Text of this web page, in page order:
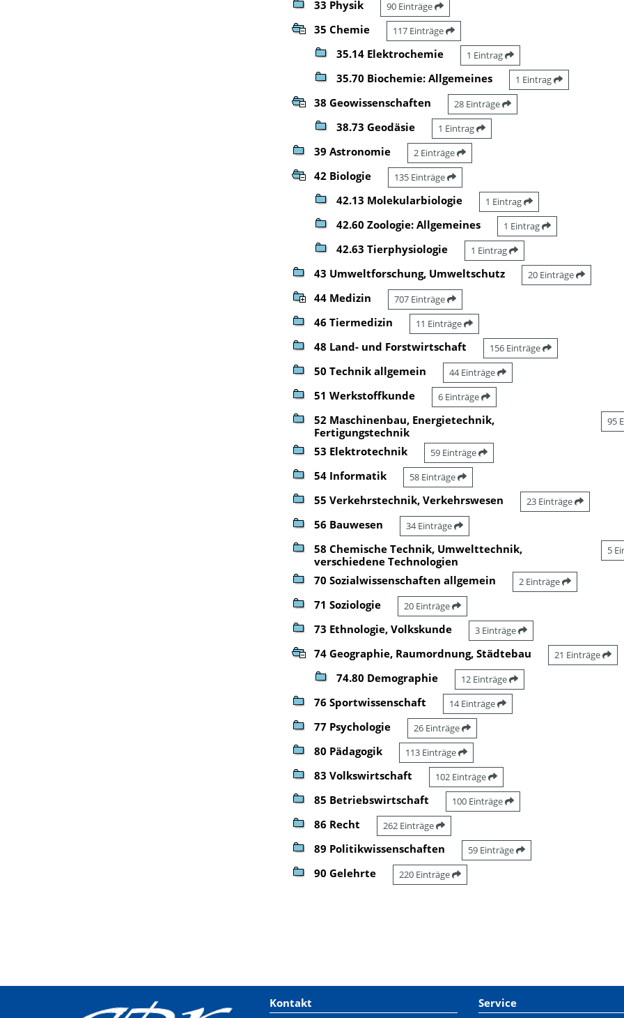
33 Physik 90 Einträge
35 Chemie 117 Einträge
35.14 Elektrochemie 1 Eintrag
35.70 Biochemie: Allgemeines 1 Eintrag
38 Geowissenschaften 28 Einträge
38.73 Geodäsie 1 Eintrag
39 Astronomie 2 Einträge
42 Biologie 135 Einträge
42.13 Molekularbiologie 1 Eintrag
42.60 Zoologie: Allgemeines 1 Eintrag
42.63 Tierphysiologie 1 Eintrag
43 Umweltforschung, Umweltschutz 20 Einträge
44 Medizin 707 Einträge
46 Tiermedizin 11 Einträge
48 Land- und Forstwirtschaft 156 Einträge
50 Technik allgemein 44 Einträge
51 Werkstoffkunde 6 Einträge
52 Maschinenbau, Energietechnik,
Fertigungstechnik
95
53 Elektrotechnik 59 Einträge
54 Informatik 58 Einträge
55 Verkehrstechnik, Verkehrswesen 23 Einträge
56 Bauwesen 34 Einträge
58 Chemische Technik, Umwelttechnik,
verschiedene Technologien
5
70 Sozialwissenschaften allgemein 2 Einträge
71 Soziologie 20 Einträge
73 Ethnologie, Volkskunde 3 Einträge
74 Geographie, Raumordnung, Städtebau 21 Einträge
74.80 Demographie 12 Einträge
76 Sportwissenschaft 14 Einträge
77 Psychologie 26 Einträge
80 Pädagogik 113 Einträge
83 Volkswirtschaft 102 Einträge
85 Betriebswirtschaft 100 Einträge
86 Recht 262 Einträge
89 Politikwissenschaften 59 Einträge
90 Gelehrte 220 Einträge
Kontakt Service